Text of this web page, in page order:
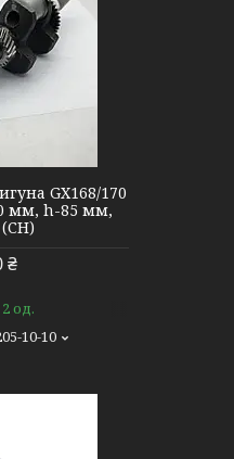
GX168/170
мм, h-85 мм,
₴
од.
10-10